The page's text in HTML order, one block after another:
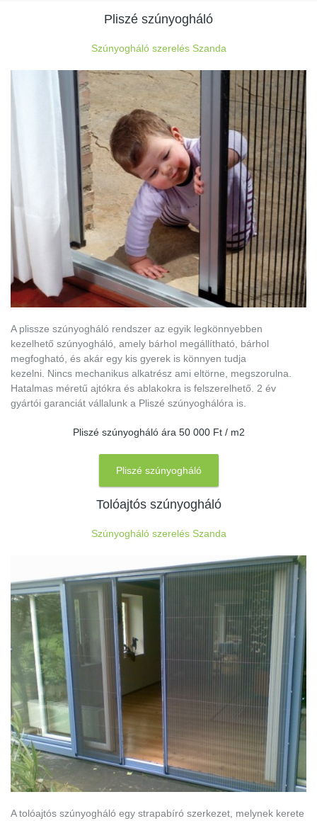
Pliszé szúnyogháló
Szúnyogháló szerelés Szanda
A plissze szúnyogháló rendszer az egyik legkönnyebben
kezelhető szúnyogháló, amely bárhol megállítható, bárhol
megfogható, és akár egy kis gyerek is könnyen tudja
kezelni. Nincs mechanikus alkatrész ami eltörne, megszorulna.
Hatalmas méretű ajtókra és ablakokra is felszerelhető. 2 év
gyártói garanciát vállalunk a Pliszé szúnyoghálóra is.
Pliszé szúnyogháló ára 50 000 Ft / m2
Pliszé szúnyogháló
Tolóajtós szúnyogháló
Szúnyogháló szerelés Szanda
A tolóajtós szúnyogháló egy strapabíró szerkezet, melynek kerete